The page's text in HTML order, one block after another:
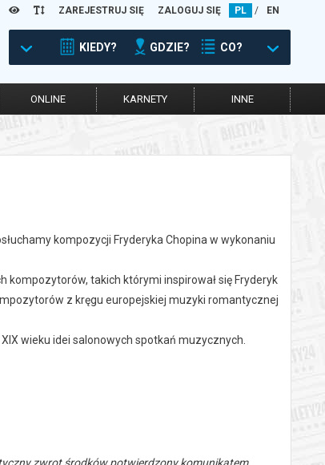
ZAREJESTRUJ SIĘ ZALOGUJ SIĘ PL / EN
KIEDY? GDZIE? CO?
ONLINE KARNETY INNE
kompozycji Fryderyka Chopina w wykonaniu
takich którymi inspirował się Fryderyk
z kręgu europejskiej muzyki romantycznej
wieku idei salonowych spotkań muzycznych.